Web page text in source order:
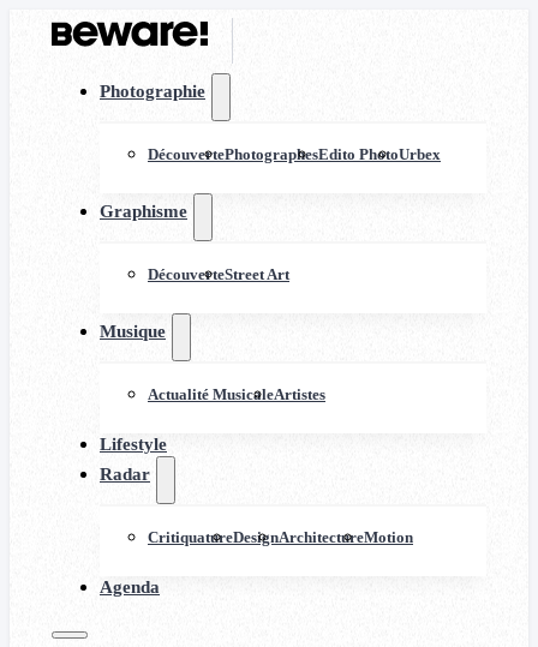
Photographie
DécouvertePhotographesEdito PhotoUrbex
Graphisme
DécouverteStreet Art
Musique
Actualité MusicaleArtistes
Lifestyle
Radar
CritiquatureDesignArchitectureMotion
Agenda